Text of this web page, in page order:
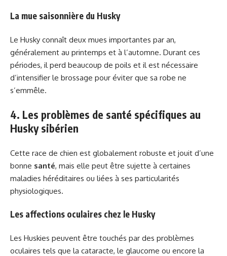
La mue saisonnière du Husky
Le Husky connaît deux mues importantes par an,
généralement au printemps et à l’automne. Durant ces
périodes, il perd beaucoup de poils et il est nécessaire
d’intensifier le brossage pour éviter que sa robe ne
s’emmêle.
4. Les problèmes de santé spécifiques au
Husky sibérien
Cette race de chien est globalement robuste et jouit d’une
bonne santé, mais elle peut être sujette à certaines
maladies héréditaires ou liées à ses particularités
physiologiques.
Les affections oculaires chez le Husky
Les Huskies peuvent être touchés par des problèmes
oculaires tels que la cataracte, le glaucome ou encore la